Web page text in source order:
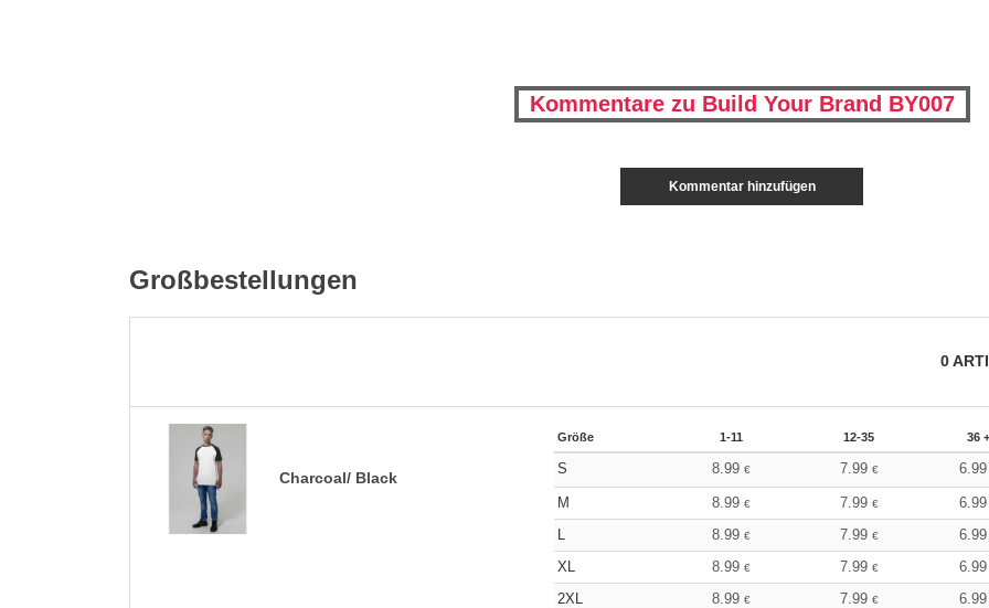
Kommentare zu Build Your Brand BY007
Kommentar hinzufügen
Großbestellungen
0
Charcoal/ Black
Größe 1-11 12-35 36 +
S 8.99 € 7.99 € 6.99
M 8.99 € 7.99 € 6.99
8.99 € 7.99 € 6.99
XL
8.99 € 7.99 € 6.99
2XL
8.99 € 7.99 € 6.99